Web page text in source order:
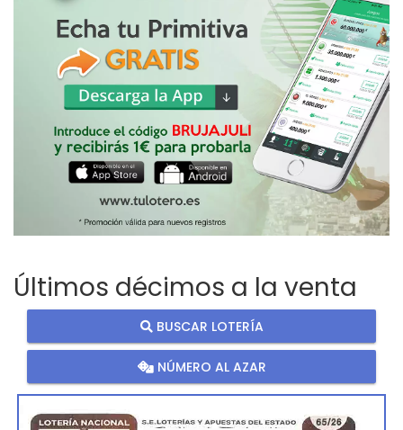
Últimos décimos a la venta
BUSCAR LOTERÍA
NÚMERO AL AZAR